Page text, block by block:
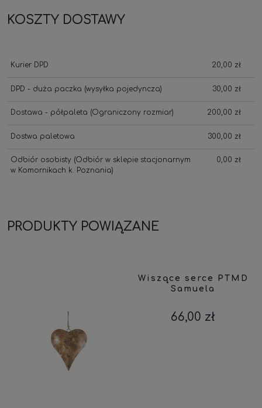
KOSZTY DOSTAWY
Kurier DPD 20,00 zł
DPD - duża paczka (wysyłka pojedyncza) 30,00 zł
Dostawa - półpaleta (Ograniczony rozmiar) 200,00 zł
Dostwa paletowa 300,00 zł
Odbiór osobisty (Odbiór w sklepie stacjonarnym
w Komornikach k. Poznania)
0,00 zł
PRODUKTY POWIĄZANE
Wiszące serce PTMD
Samuela
66,00 zł